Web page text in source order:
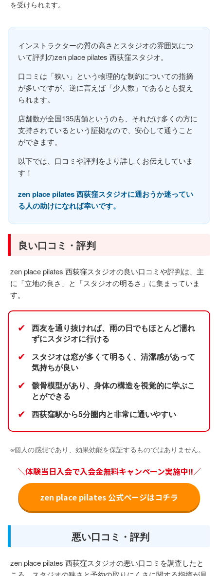
を受けられます。
インストラクターの質の高さとスタジオの雰囲気につ
いて評判のzen place pilates 西荻窪スタジオ。
口コミは「狭い」という物理的な制約についての指摘
が多いですが、逆に言えば「少人数」であるとも捉え
られます。
店舗数が全国135店舗というのも、それだけ多くの方に
支持されているという証拠なので、安心して通うこと
ができます。
以下では、口コミや評判をより詳しくお伝えしていま
す！
zen place pilates 西荻窪スタジオに通おうか迷ってい
る人の助けになれば幸いです。
良い口コミ・評判
zen place pilates 西荻窪スタジオの良い口コミや評判は、主
に「立地の良さ」と「スタジオの明るさ」に集まっていま
す。
✔
西友を通り抜ければ、雨の日でもほとんど濡れ
ずにスタジオに行ける
✔
スタジオは窓が多くて明るく、清潔感があって
気持ちが良い
✔
骸骨模型があり、身体の構造を視覚的に学ぶこ
とができる
✔ 西荻窪駅から5分圏内と非常に通いやすい
※個人の感想であり、効果効能を保証するものではありません。
＼体験当日入会で入会金無料キャンペーン実施中!!／
zen place pilates 公式ページはコチラ
悪い口コミ・評判
zen place pilates 西荻窪スタジオの悪い口コミを調査したと